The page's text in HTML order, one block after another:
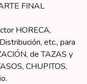
FINAL
HORECA,
etc., para
de TAZAS y
CHUPITOS,